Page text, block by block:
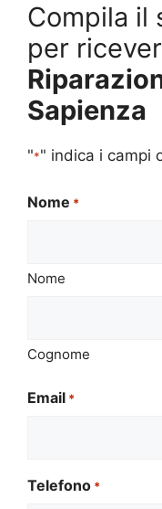
Compila il
per
Sapienza
"*" indica i campi
Nome *
Nome
Cognome
Email *
Telefono *